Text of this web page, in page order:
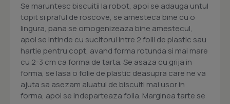
Se maruntesc biscuitii la robot, apoi se adauga untul
topit si praful de roscove, se amesteca bine cu o
lingura, pana se omogenizeaza bine amestecul,
apoi se intinde cu sucitorul intre 2 folli de plastic sau
hartie pentru copt, avand forma rotunda si mai mare
cu 2-3 cm ca forma de tarta. Se asaza cu grija in
forma, se lasa o folie de plastic deasupra care ne va
ajuta sa asezam aluatul de biscuiti mai usor in
forma, apoi se indeparteaza folia. Marginea tarte se